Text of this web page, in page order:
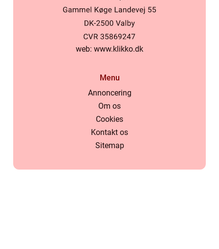
web: www.klikko.dk
Menu
Annoncering
Om os
Cookies
Kontakt os
Sitemap